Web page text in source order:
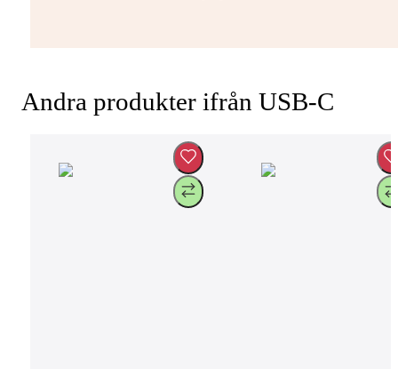
Andra produkter ifrån USB-C